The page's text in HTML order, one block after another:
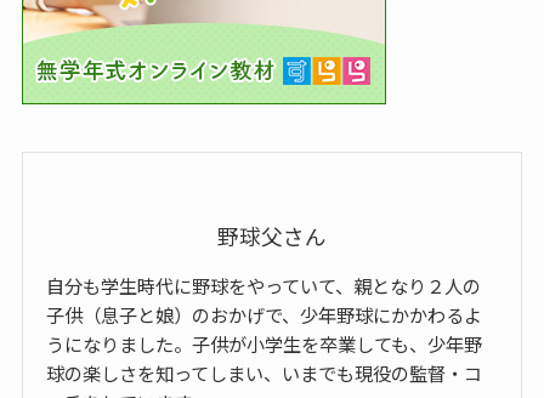
野球父さん
自分も学生時代に野球をやっていて、親となり２人の
子供（息子と娘）のおかげで、少年野球にかかわるよ
うになりました。子供が小学生を卒業しても、少年野
球の楽しさを知ってしまい、いまでも現役の監督・コ